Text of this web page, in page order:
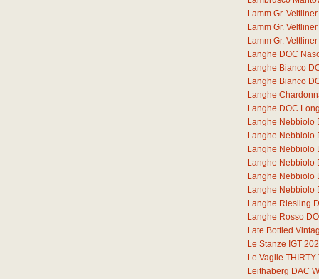
Lamm Gr.
Lamm Gr.
Lamm Gr.
Langhe DOC
Langhe Bianco
Langhe Bianco
Langhe
Langhe DOC
Langhe Nebbiolo
Langhe Nebbiolo
Langhe Nebbiolo
Langhe Nebbiolo
Langhe Nebbiolo
Langhe Nebbiolo
Langhe Riesling
Langhe Rosso
Late Bottled
Le Stanze IGT
Le Vaglie
Leithaberg DAC